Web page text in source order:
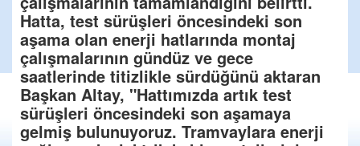
Hatta, test sürüşleri öncesindeki son
aşama olan enerji hatlarında montaj
çalışmalarının gündüz ve gece
saatlerinde titizlikle sürdüğünü aktaran
Başkan Altay, "Hattımızda artık test
sürüşleri öncesindeki son aşamaya
gelmiş bulunuyoruz. Tramvaylara enerji